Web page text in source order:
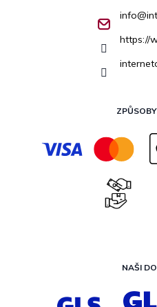
info@
https://
NAŠI